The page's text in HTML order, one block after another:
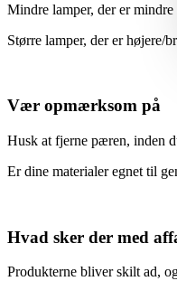
Mindre lamper, der er
Større lamper, der er højere/
Vær opmærksom på
Husk at fjerne pæren, inden
Er dine materialer egnet til
Hvad sker der med
Produkterne bliver skilt ad,